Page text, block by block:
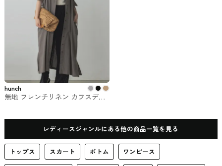
hunch
無地 フレンチリネン カフスデザ
レディースジャンルにある他の商品一覧を見る
トップス スカート ボトム ワンピース